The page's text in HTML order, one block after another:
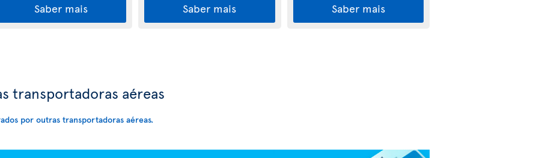
Saber mais Saber mais Saber mais
transportadoras aéreas
por outras transportadoras aéreas.